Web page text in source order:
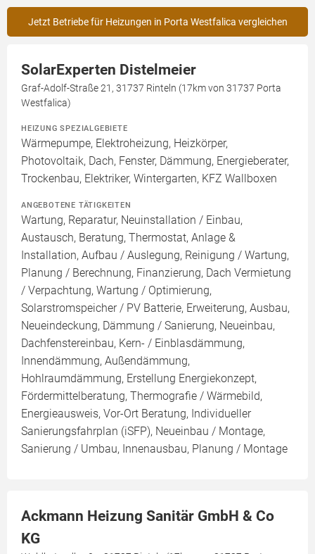
Jetzt Betriebe für Heizungen in Porta Westfalica vergleichen
SolarExperten Distelmeier
Graf-Adolf-Straße 21, 31737 Rinteln (17km von 31737 Porta
Westfalica)
HEIZUNG SPEZIALGEBIETE
Wärmepumpe, Elektroheizung, Heizkörper,
Photovoltaik, Dach, Fenster, Dämmung, Energieberater,
Trockenbau, Elektriker, Wintergarten, KFZ Wallboxen
ANGEBOTENE TÄTIGKEITEN
Wartung, Reparatur, Neuinstallation / Einbau,
Austausch, Beratung, Thermostat, Anlage &
Installation, Aufbau / Auslegung, Reinigung / Wartung,
Planung / Berechnung, Finanzierung, Dach Vermietung
/ Verpachtung, Wartung / Optimierung,
Solarstromspeicher / PV Batterie, Erweiterung, Ausbau,
Neueindeckung, Dämmung / Sanierung, Neueinbau,
Dachfenstereinbau, Kern- / Einblasdämmung,
Innendämmung, Außendämmung,
Hohlraumdämmung, Erstellung Energiekonzept,
Fördermittelberatung, Thermografie / Wärmebild,
Energieausweis, Vor-Ort Beratung, Individueller
Sanierungsfahrplan (iSFP), Neueinbau / Montage,
Sanierung / Umbau, Innenausbau, Planung / Montage
Ackmann Heizung Sanitär GmbH & Co
KG